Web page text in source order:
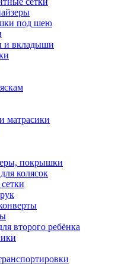
под шею
и вкладыши
матрасики
покрышки
колясок
второго ребёнка